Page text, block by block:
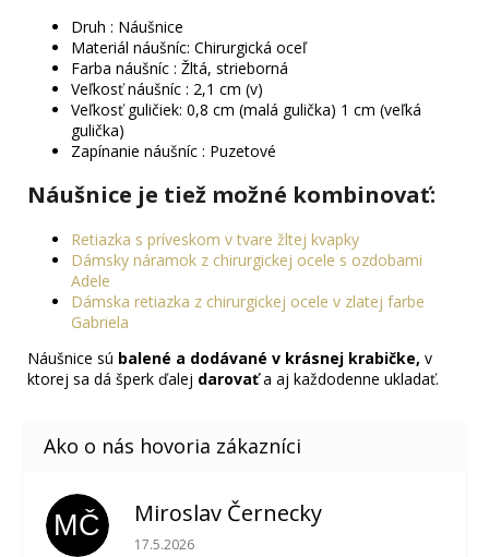
Druh : Náušnice
Materiál náušníc: Chirurgická oceľ
Farba náušníc : Žltá, strieborná
Veľkosť náušníc : 2,1 cm (v)
Veľkosť guličiek: 0,8 cm (malá gulička) 1 cm (veľká
gulička)
Zapínanie náušníc : Puzetové
Náušnice je tiež možné kombinovať:
Retiazka s príveskom v tvare žltej kvapky
Dámsky náramok z chirurgickej ocele s ozdobami
Adele
Dámska retiazka z chirurgickej ocele v zlatej farbe
Gabriela
Náušnice sú balené a dodávané v krásnej krabičke, v
ktorej sa dá šperk ďalej darovaťa aj každodenne ukladať.
MČ Miroslav Černecky
Hodnotenie obchodu je 5 z 5 hviezdičiek.
17.5.2026